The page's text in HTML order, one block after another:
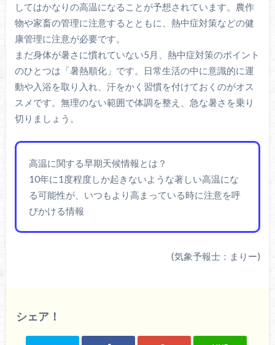
してはかなりの高温になることが予想されています。農作
物や家畜の管理に注意するとともに、熱中症対策などの健
康管理に注意が必要です。
まだ身体が暑さに慣れていない5月、熱中症対策のポイント
のひとつは「暑熱順化」です。日常生活の中に意識的に運
動や入浴を取り入れ、汗をかく習慣を付けておくのがオス
スメです。無理のない範囲で体調を整え、急な暑さを乗り
切りましょう。
高温に関する早期天候情報とは？
10年に1度程度しか起きないような著しい高温にな
る可能性が、いつもより高まっている時に注意を呼
びかける情報
(気象予報士：まりー)
シェア！